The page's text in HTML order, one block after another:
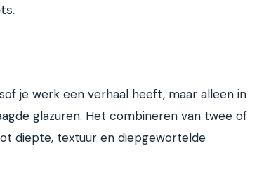
je werk een verhaal heeft, maar alleen in
glazuren. Het combineren van twee of
diepte, textuur en diepgewortelde